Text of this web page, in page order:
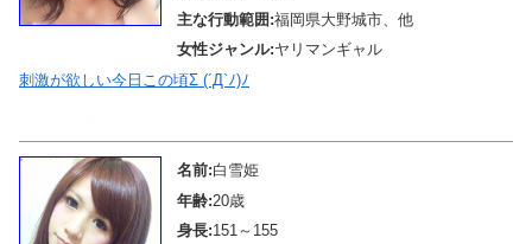
主な行動範囲:福岡県大野城市、他
女性ジャンル:ヤリマンギャル
刺激が欲しい今日この頃Σ (´Д`ﾉ)ﾉ
名前:白雪姫
年齢:20歳
身長:151～155